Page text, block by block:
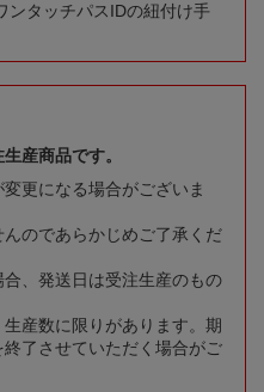
ンタッチパスIDの紐付け手
産商品です。
更になる場合がございま
のであらかじめご了承くだ
、発送日は受注生産のもの
産数に限りがあります。期
了させていただく場合がご